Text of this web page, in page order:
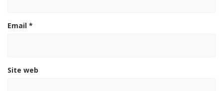
Email *
Site web